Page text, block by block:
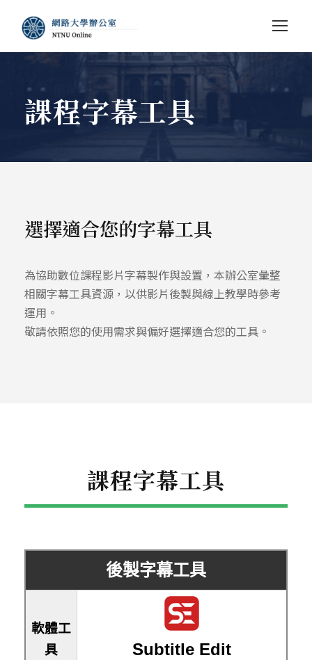
課程字幕工具
選擇適合您的字幕工具
為協助數位課程影片字幕製作與設置，本辦公室彙整
相關字幕工具資源，以供影片後製與線上教學時參考
運用。
敬請依照您的使用需求與偏好選擇適合您的工具。
課程字幕工具
後製字幕工具
軟體工
具
Subtitle Edit